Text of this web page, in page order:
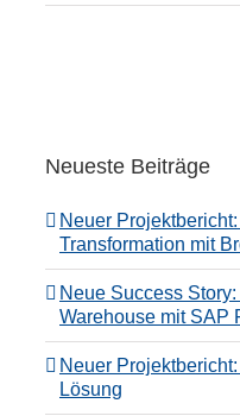
Neueste Beiträge
Neuer
Transformation mit
Neue Success
Warehouse mit SAP
Neuer
Lösung